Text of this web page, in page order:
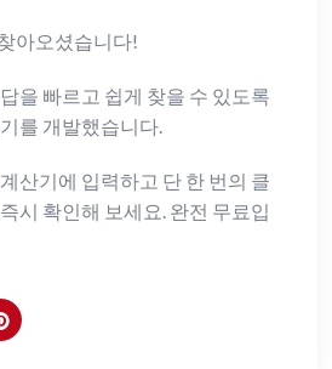
아오셨습니다!
을 빠르고 쉽게 찾을 수 있도록
를 개발했습니다.
산기에 입력하고 단 한 번의 클
시 확인해 보세요. 완전 무료입